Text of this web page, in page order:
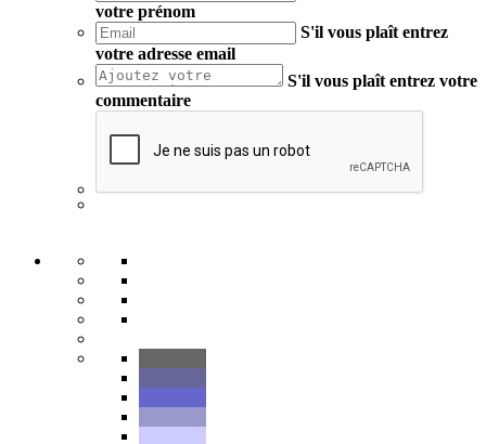
votre prénom
S'il vous plaît entrez
votre adresse email
S'il vous plaît entrez votre
commentaire